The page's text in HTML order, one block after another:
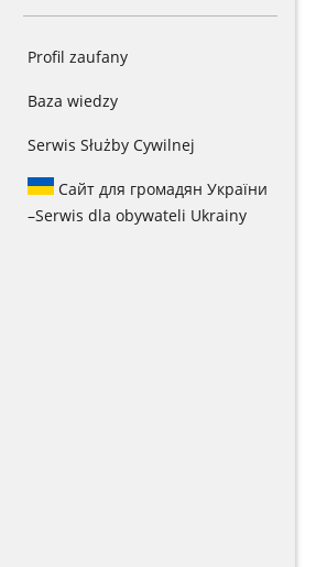
Profil zaufany
Baza wiedzy
Serwis Służby Cywilnej
Сайт для громадян України
–Serwis dla obywateli Ukrainy